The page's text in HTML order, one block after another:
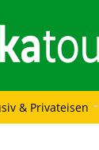
& Privateisen